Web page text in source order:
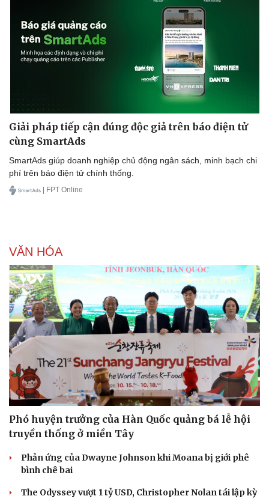
Giải pháp tiếp cận đúng độc giả trên báo điện tử
cùng SmartAds
SmartAds giúp doanh nghiệp chủ động ngân sách, minh bạch chi
phí trên báo điện tử chính thống.
| FPT Online
VĂN HÓA
Phó huyện trưởng của Hàn Quốc quảng bá lễ hội
truyền thống ở miền Tây
Phản ứng của Dwayne Johnson khi Moana bị giới phê
bình chê bai
The Odyssey vượt 1 tỷ USD, Christopher Nolan tái lập kỳ